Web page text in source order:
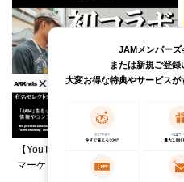
【YouTube】ARKnetsコラボ！028
マーケットで本気ショッピング
JAMメンバーズ
または新規ご登録
大変お得な特典やサービスが